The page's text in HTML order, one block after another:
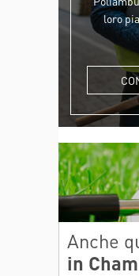
loro
Anche
in